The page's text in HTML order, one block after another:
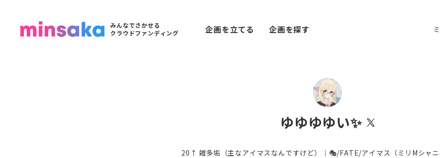
みんなでさかせる
クラウドファンディング
企画を立てる 企画を探す
ゆゆゆゆい✨
20↑ 雑多垢（主なアイマスなんですけど）｜🎭/FATE/アイマス（ミリMシャニ